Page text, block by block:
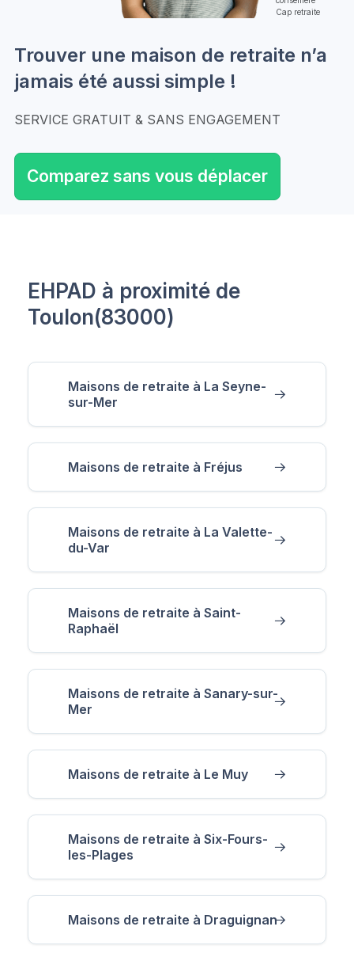
Cap retraite
Trouver une maison de retraite n’a
jamais été aussi simple !
SERVICE GRATUIT & SANS ENGAGEMENT
Comparez sans vous déplacer
EHPAD à proximité de
Toulon(83000)
Maisons de retraite à La Seyne-
sur-Mer
Maisons de retraite à Fréjus
Maisons de retraite à La Valette-
du-Var
Maisons de retraite à Saint-
Raphaël
Maisons de retraite à Sanary-sur-
Mer
Maisons de retraite à Le Muy
Maisons de retraite à Six-Fours-
les-Plages
Maisons de retraite à Draguignan